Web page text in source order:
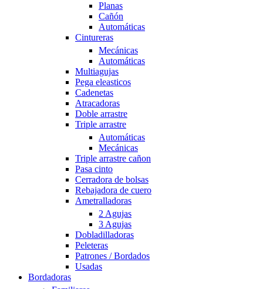
Planas
Cañón
Automáticas
Cintureras
Mecánicas
Automáticas
Multiagujas
Pega eleasticos
Cadenetas
Atracadoras
Doble arrastre
Triple arrastre
Automáticas
Mecánicas
Triple arrastre cañon
Pasa cinto
Cerradora de bolsas
Rebajadora de cuero
Ametralladoras
2 Agujas
3 Agujas
Dobladilladoras
Peleteras
Patrones / Bordados
Usadas
Bordadoras